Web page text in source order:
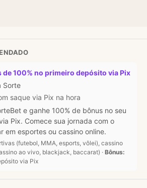
100% no primeiro depósito via Pix
Sorte
saque via Pix na hora
e ganhe 100% de bônus no seu
Pix. Comece sua jornada com o
em esportes ou cassino online.
(futebol, MMA, esports, vôlei), cassino
ao vivo, blackjack, baccarat) · Bônus:
via Pix